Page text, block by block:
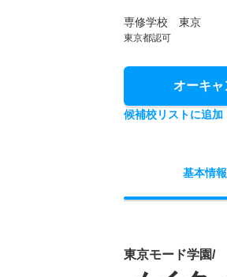
専修学校 東京
東京都認可
オーキャ
候補校リストに追加
基本情報
東京モード学園/